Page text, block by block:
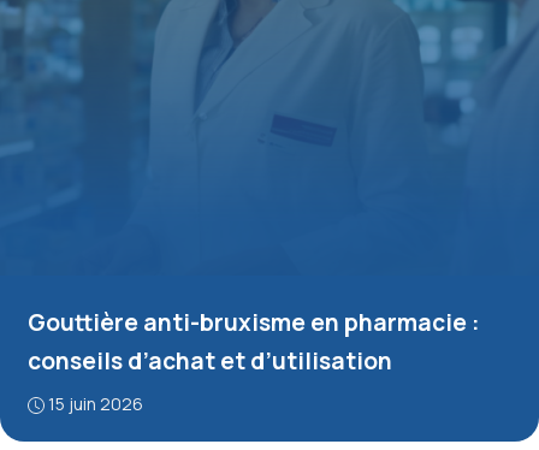
Gouttière anti-bruxisme en pharmacie :
conseils d’achat et d’utilisation
15 juin 2026